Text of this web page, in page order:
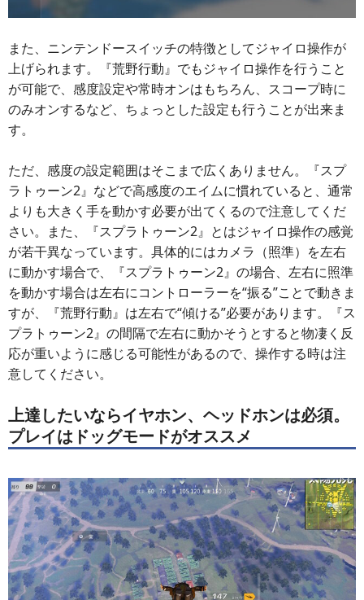
また、ニンテンドースイッチの特徴としてジャイロ操作が
上げられます。『荒野行動』でもジャイロ操作を行うこと
が可能で、感度設定や常時オンはもちろん、スコープ時に
のみオンするなど、ちょっとした設定も行うことが出来ま
す。
ただ、感度の設定範囲はそこまで広くありません。『スプ
ラトゥーン2』などで高感度のエイムに慣れていると、通常
よりも大きく手を動かす必要が出てくるので注意してくだ
さい。また、『スプラトゥーン2』とはジャイロ操作の感覚
が若干異なっています。具体的にはカメラ（照準）を左右
に動かす場合で、『スプラトゥーン2』の場合、左右に照準
を動かす場合は左右にコントローラーを“振る”ことで動きま
すが、『荒野行動』は左右で“傾ける”必要があります。『ス
プラトゥーン2』の間隔で左右に動かそうとすると物凄く反
応が重いように感じる可能性があるので、操作する時は注
意してください。
上達したいならイヤホン、ヘッドホンは必須。
プレイはドッグモードがオススメ